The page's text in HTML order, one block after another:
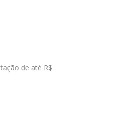
de até R$